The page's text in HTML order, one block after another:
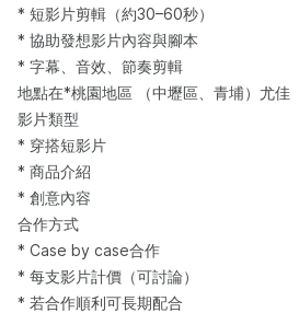
* 短影片剪輯（約30–60秒）
* 協助發想影片內容與腳本
* 字幕、音效、節奏剪輯
地點在*桃園地區 （中壢區、青埔）尤佳
影片類型
* 穿搭短影片
* 商品介紹
* 創意內容
合作方式
* Case by case合作
* 每支影片計價（可討論）
* 若合作順利可長期配合